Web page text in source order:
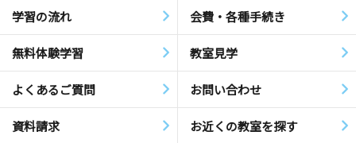
学習の流れ 会費・各種手続き
無料体験学習 教室見学
よくあるご質問 お問い合わせ
資料請求 お近くの教室を探す